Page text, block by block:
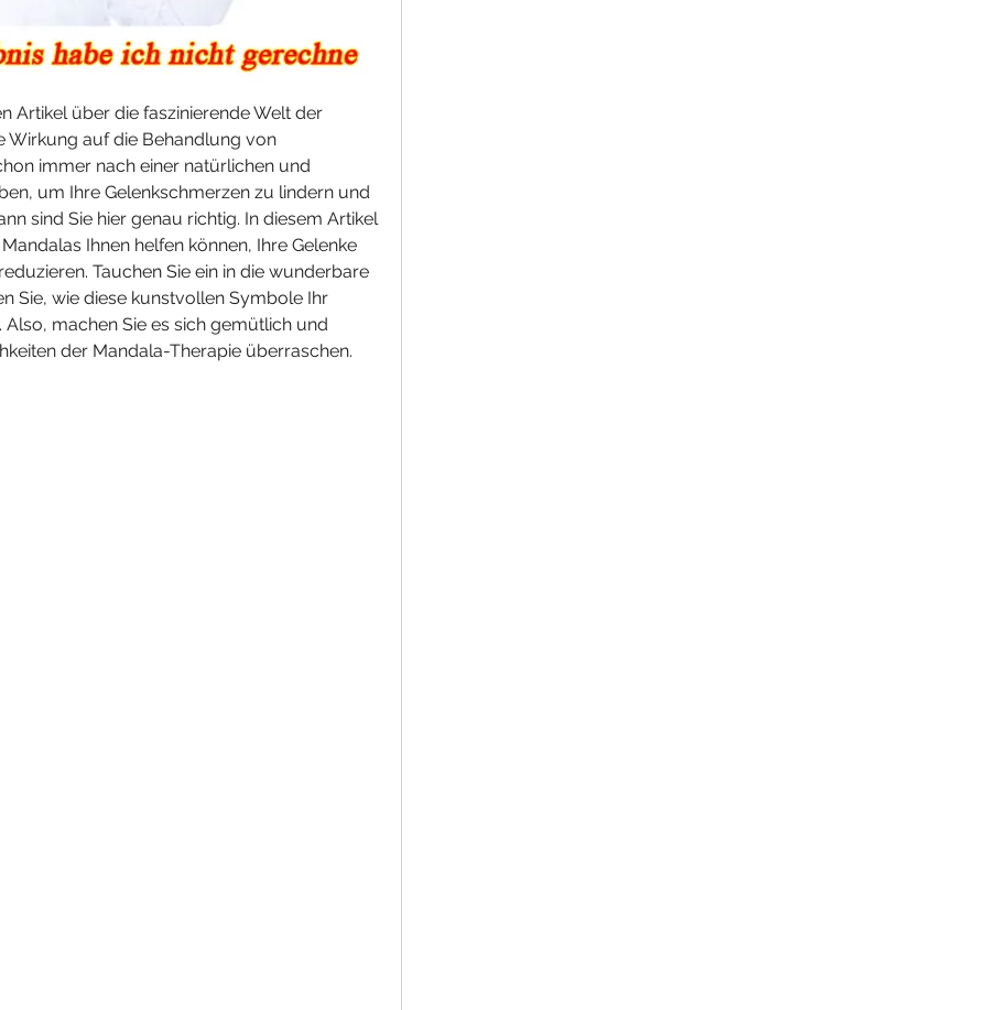
Artikel über die faszinierende Welt der
Wirkung auf die Behandlung von
immer nach einer natürlichen und
um Ihre Gelenkschmerzen zu lindern und
sind Sie hier genau richtig. In diesem Artikel
Ihnen helfen können, Ihre Gelenke
Tauchen Sie ein in die wunderbare
Sie, wie diese kunstvollen Symbole Ihr
machen Sie es sich gemütlich und
der Mandala-Therapie überraschen.